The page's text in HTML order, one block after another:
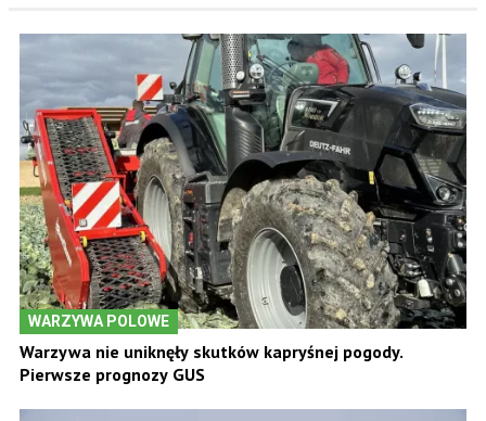
WARZYWA POLOWE
Warzywa nie uniknęły skutków kapryśnej pogody.
Pierwsze prognozy GUS